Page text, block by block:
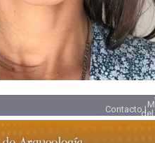
Contacto |